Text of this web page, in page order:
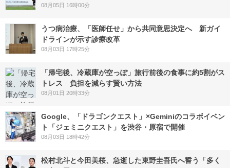
08月05日 16時00分
うつ病治療、「医師任せ」から共同意思決定へ 新ガイ
ドラインが示す診療改革
08月03日 17時25分
「帰宅後、冷蔵庫が空っぽ」旅行前後の食事に約5割がス
トレス 負担を減らす賢い方法
08月01日 20時33分
Google、「ドラゴンクエスト」×Geminiのコラボイベン
ト「ジェミニクエスト」を渋谷・原宿で開催
08月03日 18時42分
松村北斗と今田美桜、急逝した東野圭吾氏へ誓う「多く